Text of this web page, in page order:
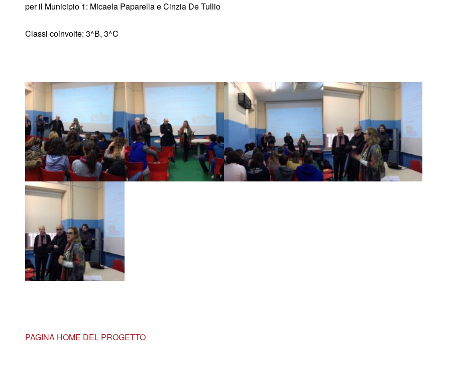
per il Municipio 1: Micaela Paparella e Cinzia De Tullio
Classi coinvolte: 3^B, 3^C
PAGINA HOME DEL PROGETTO